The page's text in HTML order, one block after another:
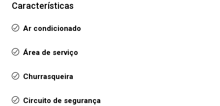
Características
Ar condicionado
Área de serviço
Churrasqueira
Circuito de segurança